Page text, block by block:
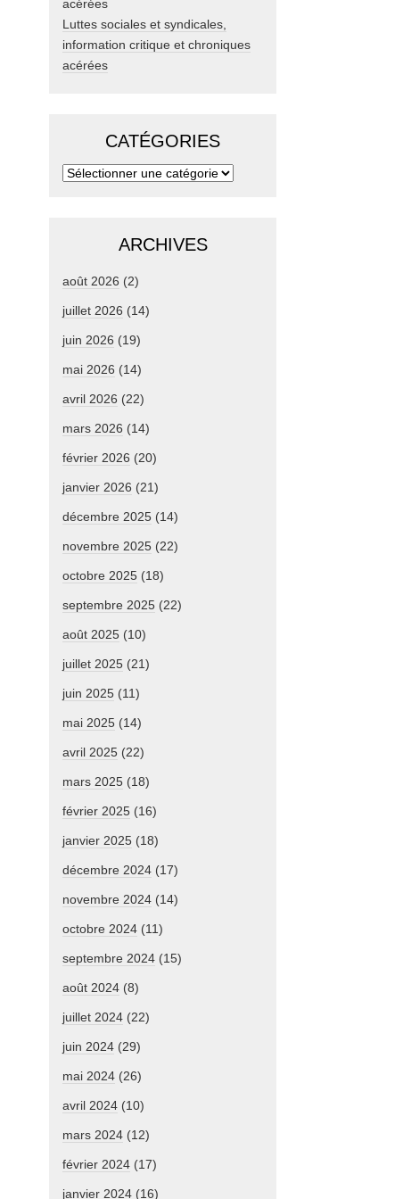
Luttes sociales et syndicales,
information critique et chroniques
acérées
CATÉGORIES
ARCHIVES
août 2026 (2)
juillet 2026 (14)
juin 2026 (19)
mai 2026 (14)
avril 2026 (22)
mars 2026 (14)
février 2026 (20)
janvier 2026 (21)
décembre 2025 (14)
novembre 2025 (22)
octobre 2025 (18)
septembre 2025 (22)
août 2025 (10)
juillet 2025 (21)
juin 2025 (11)
mai 2025 (14)
avril 2025 (22)
mars 2025 (18)
février 2025 (16)
janvier 2025 (18)
décembre 2024 (17)
novembre 2024 (14)
octobre 2024 (11)
septembre 2024 (15)
août 2024 (8)
juillet 2024 (22)
juin 2024 (29)
mai 2024 (26)
avril 2024 (10)
mars 2024 (12)
février 2024 (17)
janvier 2024 (16)